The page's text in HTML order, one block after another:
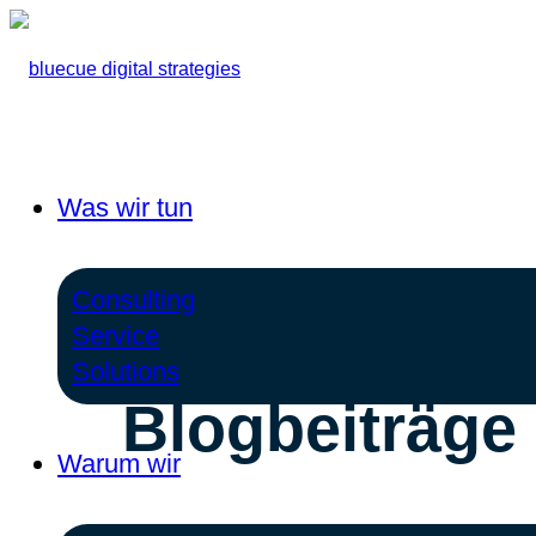
Was wir tun
Consulting
Service
Solutions
Warum wirBlogbeiträge